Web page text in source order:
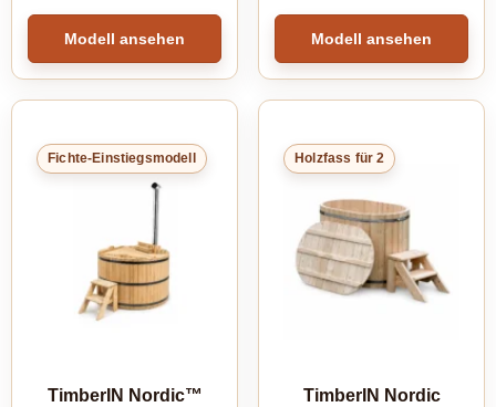
Modell ansehen Modell ansehen
Fichte-Einstiegsmodell
TimberIN Nordic™
Holzfass für 2
TimberIN Nordic